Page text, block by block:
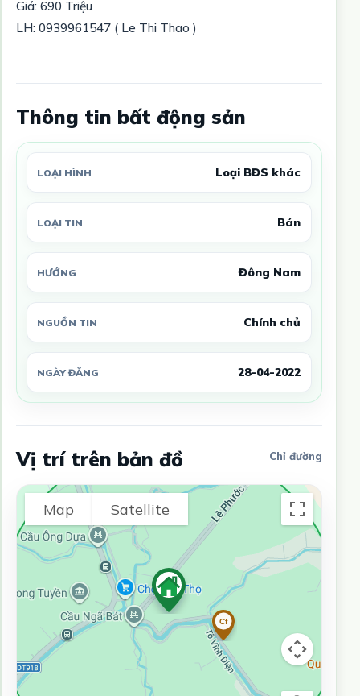
Giá: 690 Triệu
LH: 0939961547 ( Le Thi Thao )
Thông tin bất động sản
LOẠI HÌNH Loại BĐS khác
LOẠI TIN Bán
HƯỚNG Đông Nam
NGUỒN TIN Chính chủ
NGÀY ĐĂNG 28-04-2022
Vị trí trên bản đồ Chỉ đường
Map Satellite